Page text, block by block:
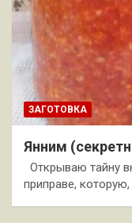
ЗАГОТОВКА
Янним
Открываю тайну
приправе,